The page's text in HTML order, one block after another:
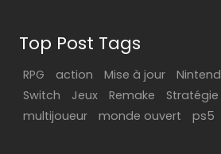
Top Post Tags
RPG action Mise à jour
Switch
Jeux Remake Stratégie
multijoueur
monde ouvert ps5